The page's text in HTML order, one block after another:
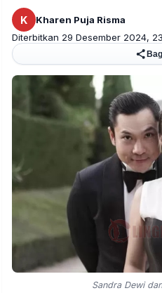
K
Kharen Puja Risma
Diterbitkan 29 Desember 2024,
Sandra Dewi